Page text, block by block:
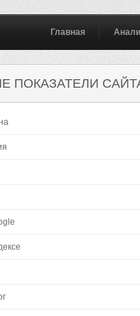
Главная
ПОКАЗАТЕЛИ